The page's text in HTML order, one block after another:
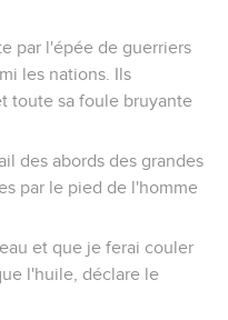
par l'épée de guerriers
les nations. Ils
toute sa foule bruyante
des abords des grandes
par le pied de l'homme
et que je ferai couler
l'huile, déclare le